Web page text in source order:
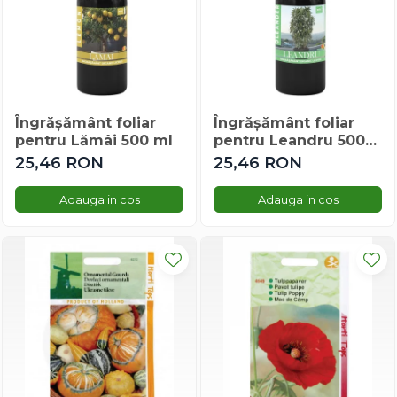
Gherghina
Iarba De Soaldina
Lampion Chinezesc
Latirus
Lavanda
Lilicele
Limonium
Lipscanoaice
Lobularia
Lopatea
Malope
Mararite
Maturica
Îngrășământ foliar
pentru Lămâi 500 ml
25,46 RON
Adauga in cos
Îngrășământ foliar
pentru Leandru 500
ml
25,46 RON
Adauga in cos